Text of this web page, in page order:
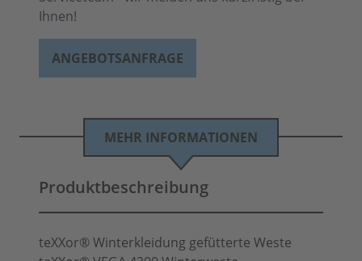
Ihnen!
ANGEBOTSANFRAGE
MEHR INFORMATIONEN
Produktbeschreibung
teXXor® Winterkleidung gefütterte Weste